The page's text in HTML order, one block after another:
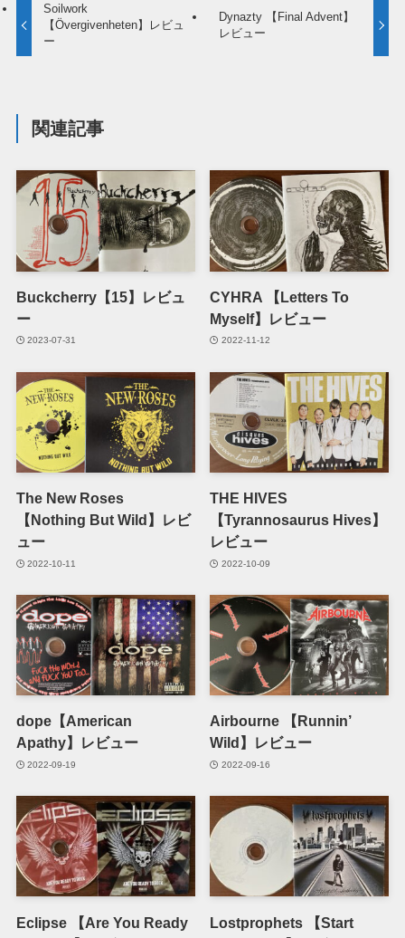
Soilwork
【Övergivenheten】レビュ
ー
Dynazty 【Final Advent】
レビュー
関連記事
Buckcherry【15】レビュ
ー
2023-07-31
CYHRA 【Letters To
Myself】レビュー
2022-11-12
The New Roses
【Nothing But Wild】レビ
ュー
2022-10-11
THE HIVES
【Tyrannosaurus Hives】
レビュー
2022-10-09
dope【American
Apathy】レビュー
2022-09-19
Airbourne 【Runnin’
Wild】レビュー
2022-09-16
Eclipse 【Are You Ready
Lostprophets 【Start